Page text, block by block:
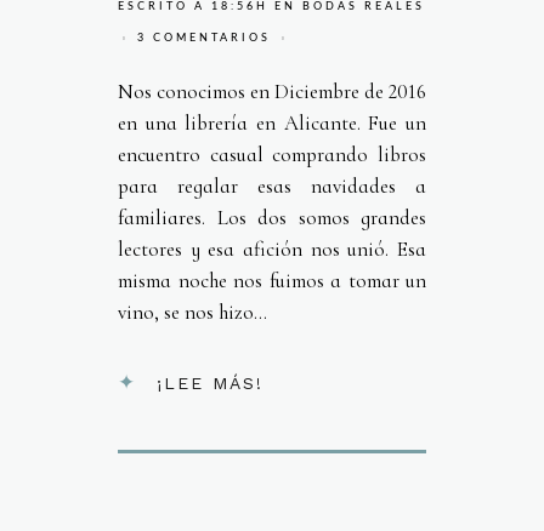
ESCRITO A 18:56H EN BODAS REALES
3 COMENTARIOS
Nos conocimos en Diciembre de 2016
en una librería en Alicante. Fue un
encuentro casual comprando libros
para regalar esas navidades a
familiares. Los dos somos grandes
lectores y esa afición nos unió. Esa
misma noche nos fuimos a tomar un
vino, se nos hizo...
¡LEE MÁS!